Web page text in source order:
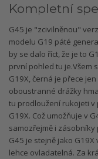
Kompletní
G45 je "zcivilněnou"
modelu G19 páté
by se dalo říct, že je to
první pohled tu je.Všem
G19X, černá je přece
oboustranné drážky
tu prodloužení rukojeti v
G19X. Což umožňuje v
samozřejmě i
G45 je stejně jako
lehce ovladatelná. Za